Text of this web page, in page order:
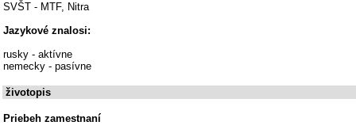
SVŠT - MTF, Nitra
Jazykové znalosi:
rusky - aktívne
nemecky - pasívne
životopis
Priebeh zamestnaní